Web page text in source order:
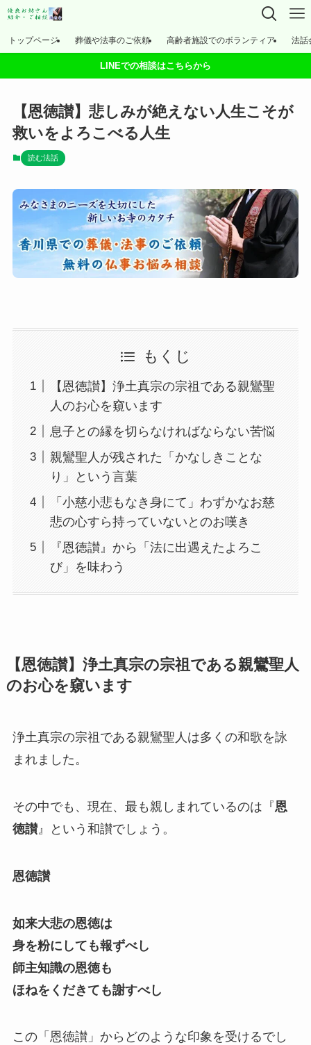
トップページ 葬儀や法事のご依頼 高齢者施設でのボランティア 法話
LINEでの相談はこちらから
【恩徳讃】悲しみが絶えない人生こそが
救いをよろこべる人生
読む法話
もくじ
【恩徳讃】浄土真宗の宗祖である親鸞聖
人のお心を窺います
息子との縁を切らなければならない苦悩
親鸞聖人が残された「かなしきことな
り」という言葉
「小慈小悲もなき身にて」わずかなお慈
悲の心すら持っていないとのお嘆き
『恩徳讃』から「法に出遇えたよろこ
び」を味わう
【恩徳讃】浄土真宗の宗祖である親鸞聖人
のお心を窺います
浄土真宗の宗祖である親鸞聖人は多くの和歌を詠
まれました。
その中でも、現在、最も親しまれているのは『恩
徳讃』という和讃でしょう。
恩徳讃
如来大悲の恩徳は
身を粉にしても報ずべし
師主知識の恩徳も
ほねをくだきても謝すべし
この「恩徳讃」からどのような印象を受けるでし